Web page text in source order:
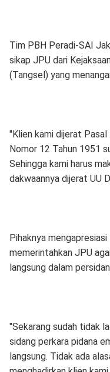
Tim PBH Peradi-SAI
sikap JPU dari
(Tangsel) yang
"Klien kami dijerat
Nomor 12 Tahun 1951
Sehingga kami harus
dakwaannya dijerat UU
Pihaknya
memerintahkan JPU
langsung dalam
"Sekarang sudah tidak
sidang perkara pidana
langsung. Tidak ada